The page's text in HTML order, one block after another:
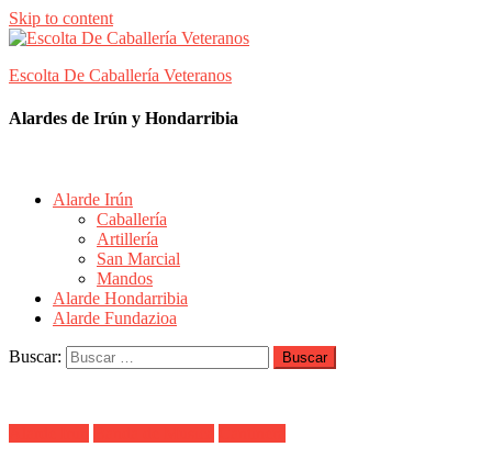
Skip to content
Escolta De Caballería Veteranos
Alardes de Irún y Hondarribia
Alarde Irún
Caballería
Artillería
San Marcial
Mandos
Alarde Hondarribia
Alarde Fundazioa
Buscar: